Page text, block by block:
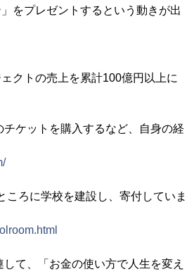
をプレゼントするという動きが出
クトの売上を累計100億円以上に
ケットを購入するなど、自身の経
ころに学校を建設し、寄付していま
て、「お金の使い方で人生を変え